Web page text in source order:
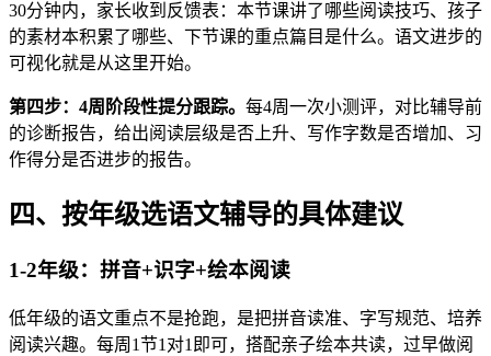
30分钟内，家长收到反馈表：本节课讲了哪些阅读技巧、孩子
的素材本积累了哪些、下节课的重点篇目是什么。语文进步的
可视化就是从这里开始。
第四步：4周阶段性提分跟踪。 每4周一次小测评，对比辅导前
的诊断报告，给出阅读层级是否上升、写作字数是否增加、习
作得分是否进步的报告。
四、按年级选语文辅导的具体建议
1-2年级：拼音+识字+绘本阅读
低年级的语文重点不是抢跑，是把拼音读准、字写规范、培养
阅读兴趣。每周1节1对1即可，搭配亲子绘本共读，过早做阅